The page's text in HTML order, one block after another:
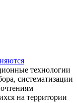
технологии
систематизации
на территории